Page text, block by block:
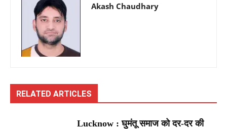
Akash Chaudhary
RELATED ARTICLES
Lucknow : घुमंतू समाज को दर-दर की